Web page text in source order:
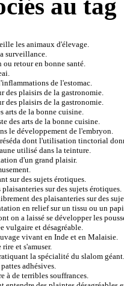
au
les animaux d'élevage.
surveillance.
retour en bonne santé.
de l'estomac.
des plaisirs de la gastronomie.
des plaisirs de la gastronomie.
arts de la bonne cuisine.
des arts de la bonne cuisine.
le développement de l'embryon.
réséda dont l'utilisation tinctorial
utilisé dans la teinture.
d'un grand plaisir.
sur des sujets érotiques.
plaisanteries sur des sujets érotiques.
des plaisanteries sur des
en relief sur un tissu ou un
on a laissé se développer les
vulgaire et désagréable.
vivant en Inde et en Malaisie.
et s'amuser.
la spécialité du slalom géant.
adhésives.
à de terribles souffrances.